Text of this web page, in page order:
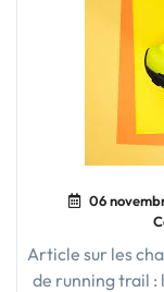
06
Article sur les
de running trail :